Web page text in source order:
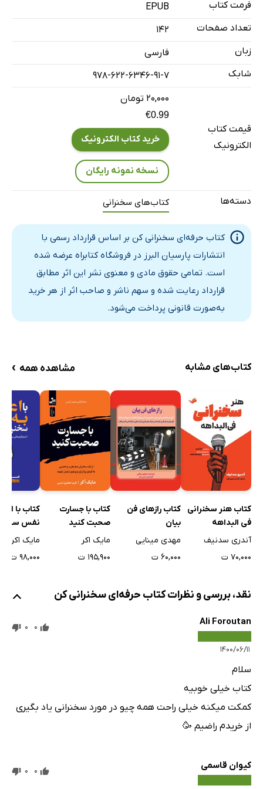
حقیقت سخنرانی موفق
اما از کجا موضوع انتخاب کنیم؟
مشکلات دیگران
مشکلات خودمان
منابع برای جمع‌آوری اطلاعات
کتاب‌های انگلیسی
استفاده از موضوعات دیگر
راهنمایی
فصل سوم: شناخت مخاطب
شناخت مخاطب
شناخت مخاطبان
احساس مخاطب نسبت به پیام شما
شناخت صحنه سخنرانی و محل نشستن مخاطبان
شناخت ابزارها
فصل چهارم: طراحی سخنرانی
اما چگونه؟
پیکربندی سخنرانی
اما منظور از پیکربندی سخنرانی چیست؟
طراحی سخنرانی با استفاده از فرمول ABCC
جلب توجه = A: Attention Grabbing
چگونه شروع جذابی داشته باشیم؟
کار گروهی
پرسش
در حین سخنرانی موضوع را عوض کنید
فصل پنجم: آماده‌سازی و تمرین برای سخنرانی
فرمت کتاب
EPUB
تعداد صفحات
142
زبان
فارسی
شابک
978-622-6346-91-7
قیمت کتاب
الکترونیک
۲۰,۰۰۰ تومان
€0.99
خرید کتاب الکترونیک
نسخه نمونه رایگان
دسته‌ها کتاب‌های سخنرانی
کتاب حرفه‌ای سخنرانی کن بر اساس قرارداد رسمی با
انتشارات پارسیان البرز در فروشگاه کتابراه عرضه شده
است. تمامی حقوق مادی و معنوی نشر این اثر مطابق
قرارداد رعایت شده و سهم ناشر و صاحب اثر از هر خرید
به‌صورت قانونی پرداخت می‌شود.
کتاب‌های مشابه مشاهده همه ›
کتاب هنر سخنرانی
فی البداهه
آندری سدنیف
۷۰,۰۰۰ ت
کتاب رازهای فن
بیان
مهدی مینایی
۶۰,۰۰۰ ت
کتاب با جسارت
صحبت کنید
مایک اکر
۱۹۵,۹۰۰ ت
کتاب با
نفس
مایک اکر
۹۸,۰۰۰ ت
نقد، بررسی و نظرات کتاب حرفه‌ای سخنرانی کن
Ali Foroutan
۱۴۰۰/۰۶/۱۱
0
0
سلام
کتاب خیلی خوبیه
کمکت میکنه خیلی راحت همه چیو در مورد سخنرانی یاد بگیری
از خریدم راضیم 🥳
کیوان قاسمی 0
0